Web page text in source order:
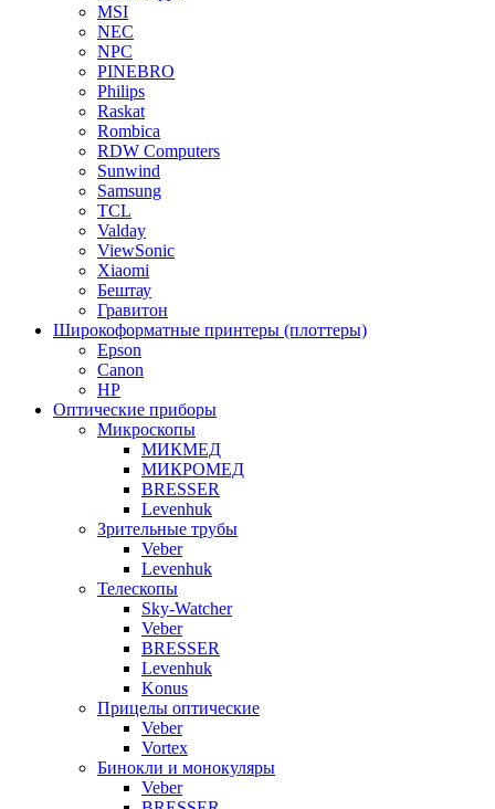
MSI
NEC
NPC
PINEBRO
Philips
Raskat
Rombica
RDW Computers
Sunwind
Samsung
TCL
Valday
ViewSonic
Xiaomi
Бештау
Гравитон
Широкоформатные принтеры (плоттеры)
Epson
Canon
HP
Оптические приборы
Микроскопы
МИКМЕД
МИКРОМЕД
BRESSER
Levenhuk
Зрительные трубы
Veber
Levenhuk
Телескопы
Sky-Watcher
Veber
BRESSER
Levenhuk
Konus
Прицелы оптические
Veber
Vortex
Бинокли и монокуляры
Veber